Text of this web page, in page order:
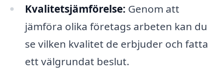
Kvalitetsjämförelse: Genom att
jämföra olika företags arbeten kan du
se vilken kvalitet de erbjuder och fatta
ett välgrundat beslut.